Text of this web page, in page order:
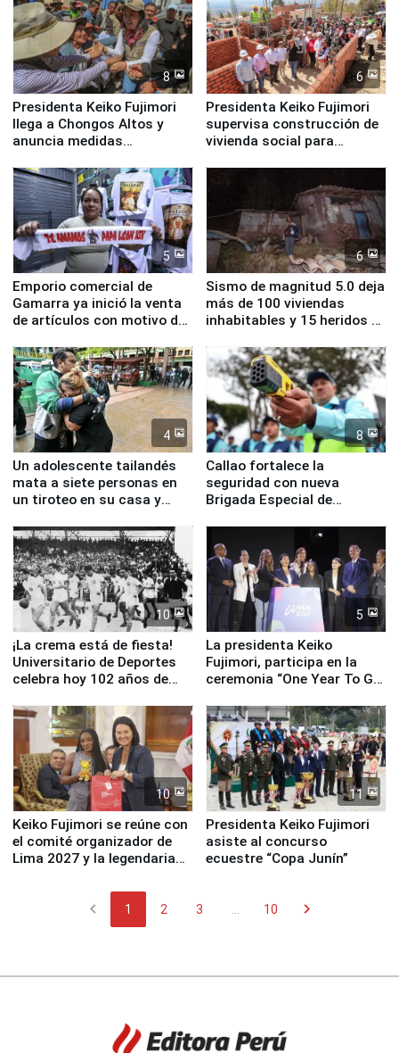
8
Presidenta Keiko Fujimori
llega a Chongos Altos y
anuncia medidas
educación, salud y empleo
6
Presidenta Keiko Fujimori
supervisa construcción de
vivienda social para
5
Emporio comercial de
Gamarra ya inició la venta
de artículos con motivo de
6
Sismo de magnitud 5.0 deja
más de 100 viviendas
inhabitables y 15 heridos en
4
Un adolescente tailandés
mata a siete personas en
un tiroteo en su casa y
8
Callao fortalece la
seguridad con nueva
Brigada Especial de
equipamiento para
Serenazgo
10
¡La crema está de fiesta!
Universitario de Deportes
celebra hoy 102 años de
5
La presidenta Keiko
Fujimori, participa en la
ceremonia “One Year To Go
10
Keiko Fujimori se reúne con
el comité organizador de
Lima 2027 y la legendaria
11
Presidenta Keiko Fujimori
asiste al concurso
ecuestre “Copa Junín”
chevron_left 1 2 3 10 chevron_right